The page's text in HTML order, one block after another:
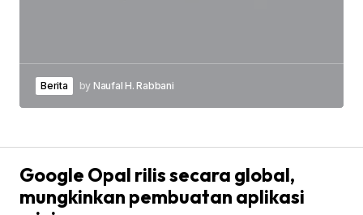
Berita by Naufal H. Rabbani
Google Opal rilis secara global,
mungkinkan pembuatan aplikasi